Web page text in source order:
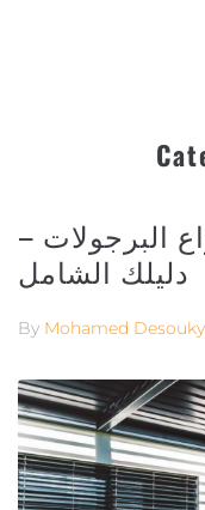
البرجولات –
دليلك الشامل
By Mohamed Desouky